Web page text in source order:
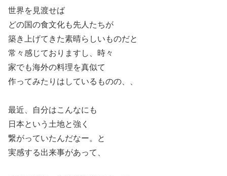
世界を見渡せば
どの国の食文化も先人たちが
築き上げてきた素晴らしいものだと
常々感じておりますし、時々
家でも海外の料理を真似て
作ってみたりはしているものの、、
最近、自分はこんなにも
日本という土地と強く
繋がっていたんだなー。と
実感する出来事があって、